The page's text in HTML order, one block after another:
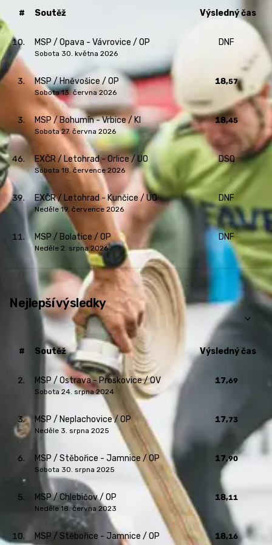
Nejlepší výsledky
# Soutěž Výsledný čas
2. MSP / Ostrava - Proskovice / OV
sobota 24. srpna 2024
17,69
3. MSP / Neplachovice / OP
neděle 3. srpna 2025
17,73
6. MSP / Stěbořice - Jamnice / OP
sobota 30. srpna 2025
17,90
5. MSP /Chlebičov / OP
neděle 18. června 2023
18,11
10. MSP / Stěbořice - Jamnice / OP 18,16
# Soutěž Výsledný čas
10. MSP / Opava - Vávrovice / OP
sobota 30. května 2026
DNF
3. MSP /Hněvošice / OP
sobota 13. června 2026
18,57
3. MSP / Bohumín - Vrbice / KI
sobota 27. června 2026
18,45
46. EXČR / Letohrad - Orlice / UO
sobota 18. července 2026
DSQ
39. EXČR / Letohrad - Kunčice / UO
neděle 19. července 2026
DNF
11. MSP / Bolatice / OP
neděle 2. srpna 2026
DNF